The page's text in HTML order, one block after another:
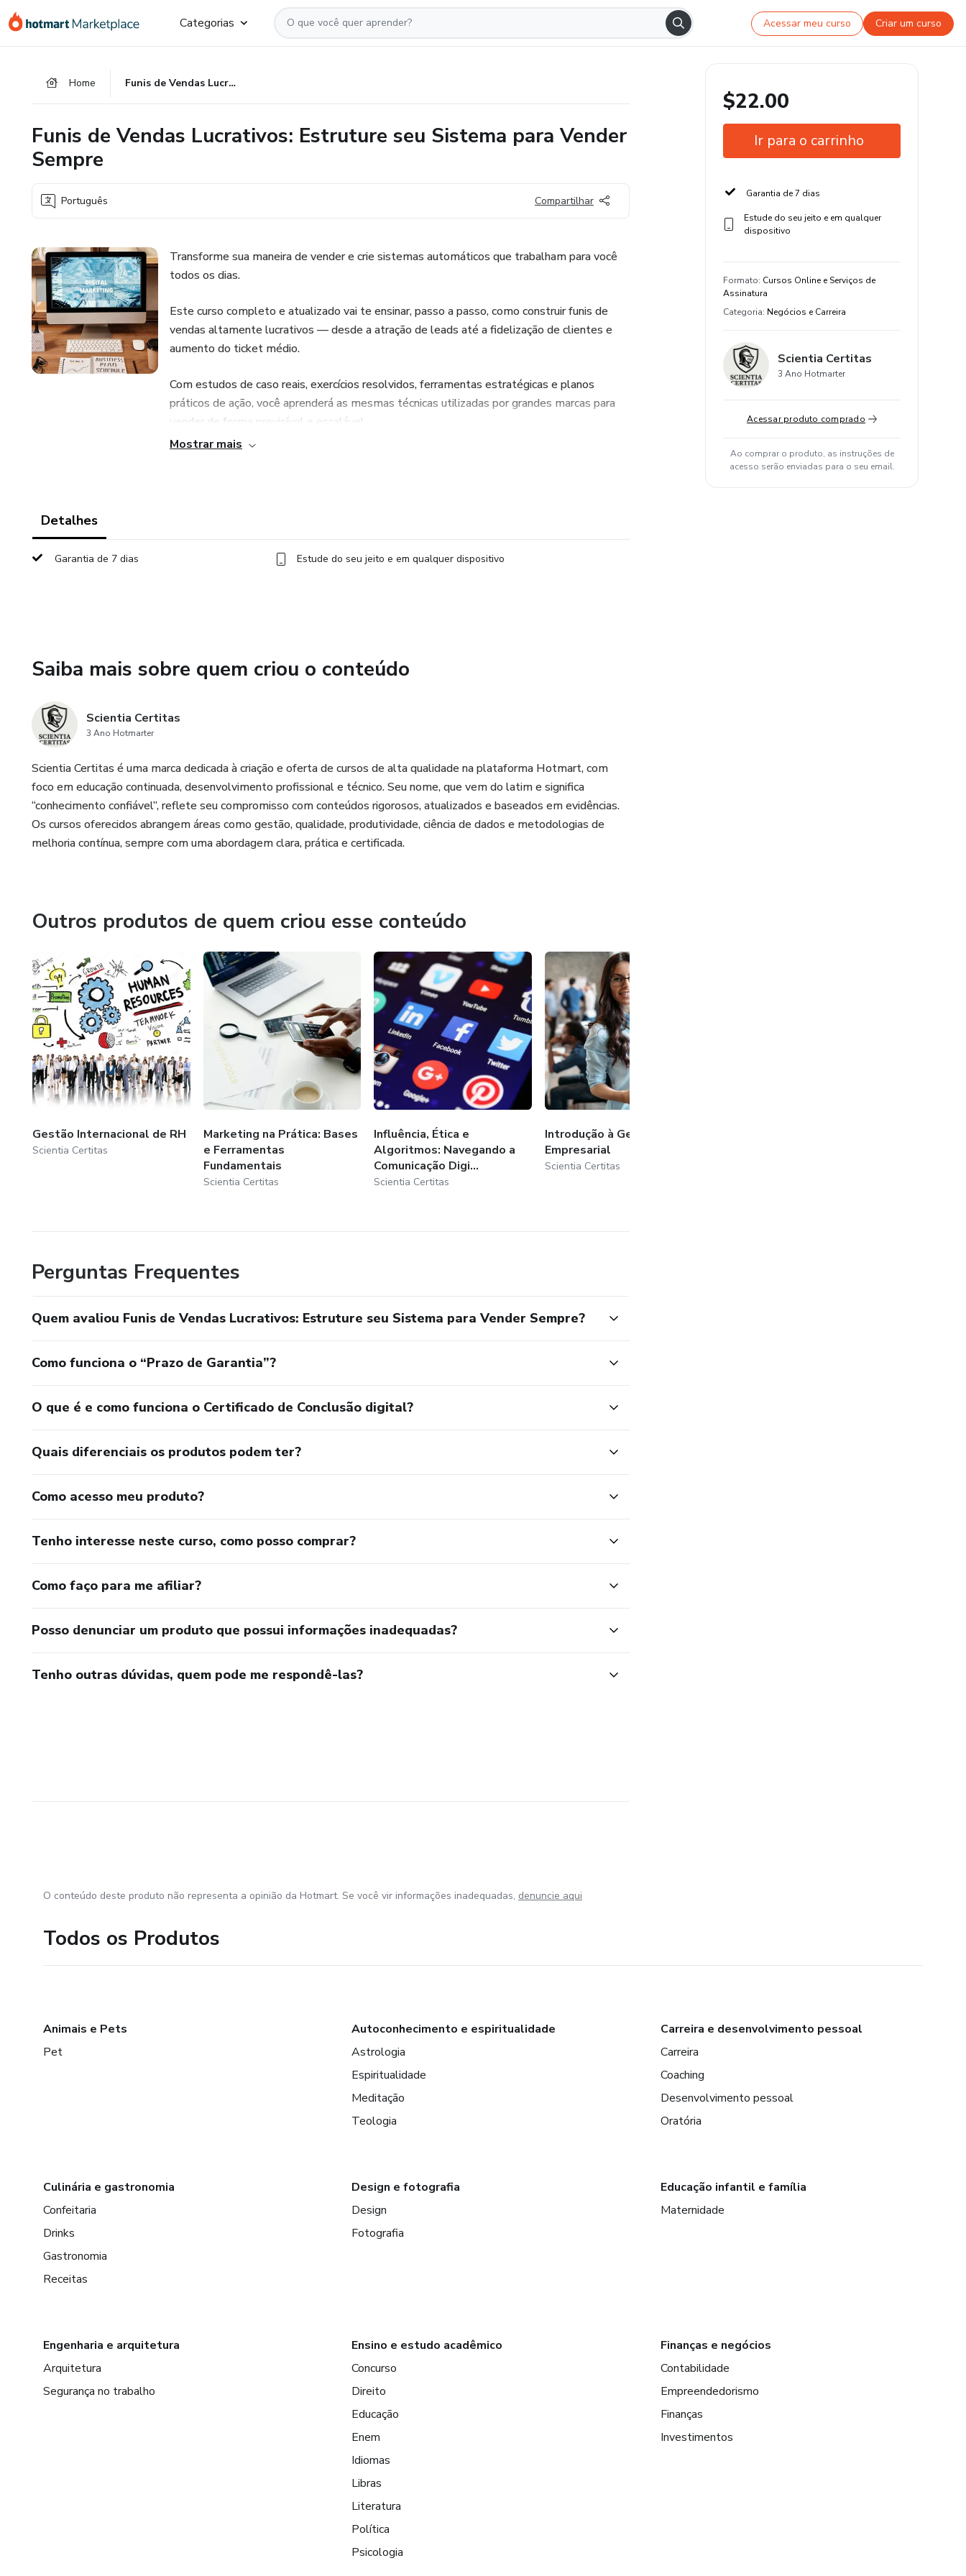
para
para
para
Categorias Acessar meu curso Criar um curso
Home Funis de Vendas Lucrativos: Estruture seu Sistema para Vender Sempre
Funis de Vendas Lucrativos: Estruture seu Sistema para Vender
Sempre
Português Compartilhar
Transforme sua maneira de vender e crie sistemas automáticos que trabalham para você
todos os dias.
Este curso completo e atualizado vai te ensinar, passo a passo, como construir funis de
vendas altamente lucrativos — desde a atração de leads até a fidelização de clientes e
aumento do ticket médio.
Com estudos de caso reais, exercícios resolvidos, ferramentas estratégicas e planos
práticos de ação, você aprenderá as mesmas técnicas utilizadas por grandes marcas para
vender de forma previsível e escalável.
Donos de negócios que querem vender todos os dias
que um curso: é o seu plano mestre de crescimento!
Mostrar mais
Detalhes
Garantia de 7 dias Estude do seu jeito e em qualquer dispositivo
Saiba mais sobre quem criou o conteúdo
Scientia Certitas
3 Ano Hotmarter
Scientia Certitas é uma marca dedicada à criação e oferta de cursos de alta qualidade na plataforma Hotmart, com
foco em educação continuada, desenvolvimento profissional e técnico. Seu nome, que vem do latim e significa
“conhecimento confiável”, reflete seu compromisso com conteúdos rigorosos, atualizados e baseados em evidências.
Os cursos oferecidos abrangem áreas como gestão, qualidade, produtividade, ciência de dados e metodologias de
melhoria contínua, sempre com uma abordagem clara, prática e certificada.
Outros produtos de quem criou esse conteúdo
Gestão Internacional de RH
Scientia Certitas
Marketing na Prática: Bases
e Ferramentas
Fundamentais
Scientia Certitas
Influência, Ética e
Algoritmos: Navegando a
Comunicação Digi...
Scientia Certitas
Introdução à Gestão
Empresarial
Scientia Certitas
Perguntas Frequentes
Quem avaliou Funis de Vendas Lucrativos: Estruture seu Sistema para Vender Sempre?
Como funciona o “Prazo de Garantia”?
O que é e como funciona o Certificado de Conclusão digital?
Quais diferenciais os produtos podem ter?
Como acesso meu produto?
Tenho interesse neste curso, como posso comprar?
Como faço para me afiliar?
Posso denunciar um produto que possui informações inadequadas?
Tenho outras dúvidas, quem pode me respondê-las?
$22.00
Ir para o carrinho
Garantia de 7 dias
Estude do seu jeito e em qualquer
dispositivo
Formato: Cursos Online e Serviços de
Assinatura
Categoria: Negócios e Carreira
Scientia Certitas
3 Ano Hotmarter
Acessar produto comprado
Ao comprar o produto, as instruções de
acesso serão enviadas para o seu email.
O conteúdo deste produto não representa a opinião da Hotmart. Se você vir informações inadequadas, denuncie aqui
Todos os Produtos
Animais e Pets
Pet
Autoconhecimento e espiritualidade
Astrologia
Espiritualidade
Meditação
Teologia
Carreira e desenvolvimento pessoal
Carreira
Coaching
Desenvolvimento pessoal
Oratória
Culinária e gastronomia
Confeitaria
Drinks
Gastronomia
Receitas
Design e fotografia
Design
Fotografia
Educação infantil e família
Maternidade
Engenharia e arquitetura
Arquitetura
Segurança no trabalho
Ensino e estudo acadêmico
Concurso
Direito
Educação
Enem
Idiomas
Libras
Literatura
Política
Psicologia
Finanças e negócios
Contabilidade
Empreendedorismo
Finanças
Investimentos